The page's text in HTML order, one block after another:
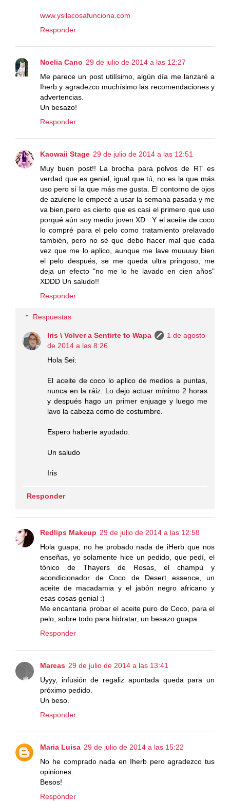
www.ysilacosafunciona.com
Responder
Noelia Cano 29 de julio de 2014 a las 12:27
Me parece un post utilísimo, algún día me lanzaré a
Iherb y agradezco muchísimo las recomendaciones y
advertencias.
Un besazo!
Responder
Kaowaii Stage 29 de julio de 2014 a las 12:51
Muy buen post!! La brocha para polvos de RT es
verdad que es genial, igual que tú, no es la que más
uso pero sí la que más me gusta. El contorno de ojos
de azulene lo empecé a usar la semana pasada y me
va bien,pero es cierto que es casi el primero que uso
porqué aún soy medio joven XD . Y el aceite de coco
lo compré para el pelo como tratamiento prelavado
también, pero no sé que debo hacer mal que cada
vez que me lo aplico, aunque me lave muuuuy bien
el pelo después, se me queda ultra pringoso, me
deja un efecto "no me lo he lavado en cien años"
XDDD Un saludo!!
Responder
Respuestas
Iris \ Volver a Sentirte to Wapa
1 de agosto
de 2014 a las 8:26
Hola Sei:
El aceite de coco lo aplico de medios a puntas,
nunca en la ráiz. Lo dejo actuar mínimo 2 horas
y después hago un primer enjuage y luego me
lavo la cabeza como de costumbre.
Espero haberte ayudado.
Un saludo
Iris
Responder
Redlips Makeup 29 de julio de 2014 a las 12:58
Hola guapa, no he probado nada de iHerb que nos
enseñas, yo solamente hice un pedido, que pedí, el
tónico de Thayers de Rosas, el champú y
acondicionador de Coco de Desert essence, un
aceite de macadamia y el jabón negro africano y
esas cosas genial :)
Me encantaria probar el aceite puro de Coco, para el
pelo, sobre todo para hidratar, un besazo guapa.
Responder
Mareas 29 de julio de 2014 a las 13:41
Uyyy, infusión de regaliz apuntada queda para un
próximo pedido.
Un beso.
Responder
Maria Luisa 29 de julio de 2014 a las 15:22
No he comprado nada en Iherb pero agradezco tus
opiniones.
Besos!
Responder